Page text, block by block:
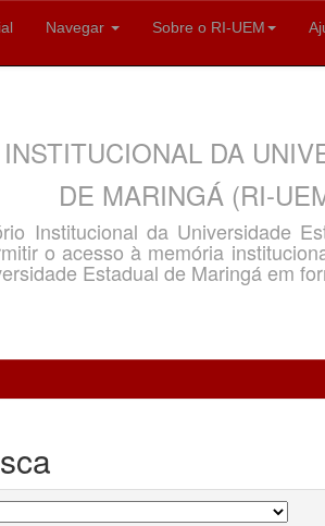
Navegar Sobre o RI-UEM
DA
DE MARINGÁ (RI-
Institucional da Universidade
o acesso à memória
Estadual de Maringá em